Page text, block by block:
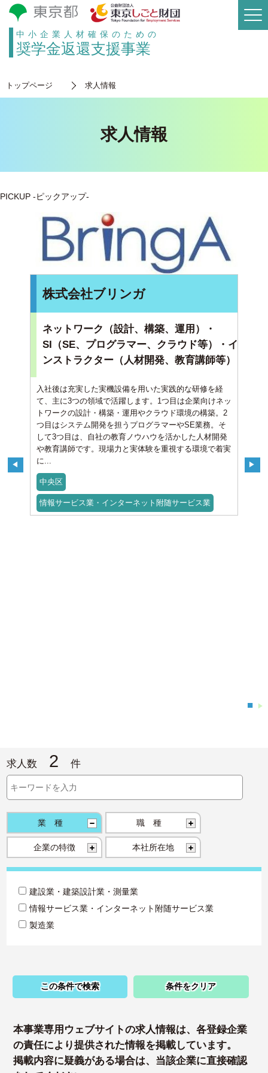
中小企業人材確保のための
奨学金返還支援事業
トップページ 求人情報
求人情報
PICKUP -ピックアップ-
株式会社ブリンガ
ネットワーク（設計、構築、運用）・
SI（SE、プログラマー、クラウド等）・イ
ンストラクター（人材開発、教育講師等）
入社後は充実した実機設備を用いた実践的な研修を経
て、主に3つの領域で活躍します。1つ目は企業向けネッ
トワークの設計・構築・運用やクラウド環境の構築。2
つ目はシステム開発を担うプログラマーやSE業務。そ
して3つ目は、自社の教育ノウハウを活かした人材開発
や教育講師です。現場力と実体験を重視する環境で着実
に...
中央区
情報サービス業・インターネット附随サービス業
■ ▶
求人数 2 件
業種 職種
企業の特徴 本社所在地
建設業・建築設計業・測量業
情報サービス業・インターネット附随サービス業
製造業
この条件で検索 条件をクリア
本事業専用ウェブサイトの求人情報は、各登録企業
の責任により提供された情報を掲載しています。
掲載内容に疑義がある場合は、当該企業に直接確認